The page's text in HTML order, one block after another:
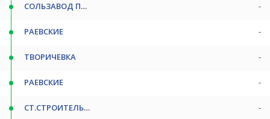
СОЛЬЗАВОД ПОВ. -
РАЕВСКИЕ -
ТВОРИЧЕВКА -
РАЕВСКИЕ -
СТ.СТРОИТЕЛЬ П -